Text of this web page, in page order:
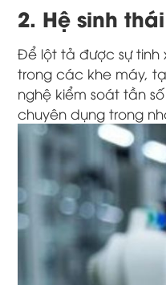
2. Hệ sinh
Để lột tả được sự
trong các khe máy,
nghệ kiểm soát tần
chuyên dụng trong